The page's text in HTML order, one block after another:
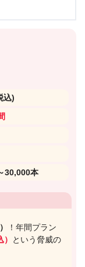
込)
30,000本
！年間プラン
という脅威の